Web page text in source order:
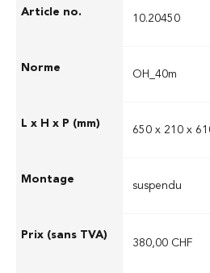
10.20450
OH_40m
650 x 210 x
suspendu
380,00 CHF